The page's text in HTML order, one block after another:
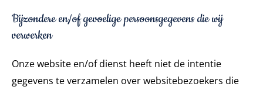
Bijzondere en/of gevoelige persoonsgegevens die wij
verwerken
Onze website en/of dienst heeft niet de intentie
gegevens te verzamelen over websitebezoekers die